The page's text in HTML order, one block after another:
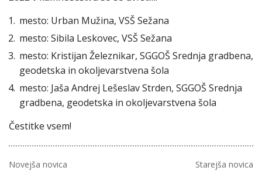
mesto: Urban Mužina, VSŠ Sežana
mesto: Sibila Leskovec, VSŠ Sežana
mesto: Kristijan Železnikar, SGGOŠ Srednja gradbena,
geodetska in okoljevarstvena šola
mesto: Jaša Andrej Lešeslav Strden, SGGOŠ Srednja
gradbena, geodetska in okoljevarstvena šola
Čestitke vsem!
Novejša novica
Starejša novica